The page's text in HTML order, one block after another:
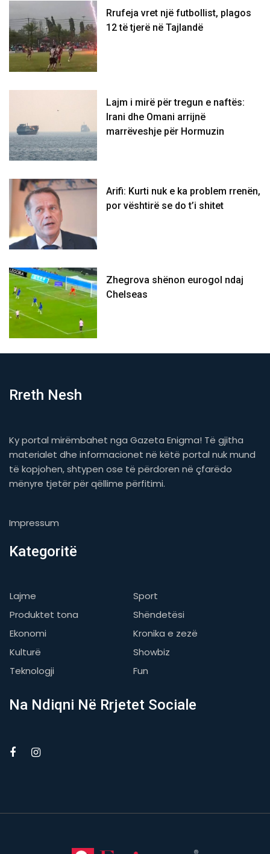
Rrufeja vret një futbollist, plagos
12 të tjerë në Tajlandë
Lajm i mirë për tregun e naftës:
Irani dhe Omani arrijnë
marrëveshje për Hormuzin
Arifi: Kurti nuk e ka problem rrenën,
por vështirë se do t’i shitet
Zhegrova shënon eurogol ndaj
Chelseas
Rreth Nesh
Ky portal mirëmbahet nga Gazeta Enigma! Të gjitha
materialet dhe informacionet në këtë portal nuk mund
të kopjohen, shtypen ose të përdoren në çfarëdo
mënyre tjetër për qëllime përfitimi.
Impressum
Kategoritë
Lajme
Sport
Produktet tona
Shëndetësi
Ekonomi
Kronika e zezë
Kulturë
Showbiz
Teknologji
Fun
Na Ndiqni Në Rrjetet Sociale